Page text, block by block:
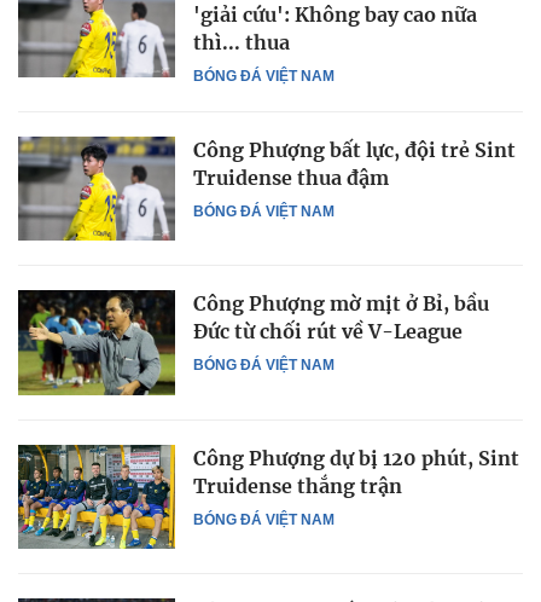
BÓNG ĐÁ VIỆT NAM
'giải cứu': Không bay cao nữa
thì... thua
BÓNG ĐÁ VIỆT NAM
Công Phượng bất lực, đội trẻ Sint
Truidense thua đậm
BÓNG ĐÁ VIỆT NAM
Công Phượng mờ mịt ở Bỉ, bầu
Đức từ chối rút về V-League
BÓNG ĐÁ VIỆT NAM
Công Phượng dự bị 120 phút, Sint
Truidense thắng trận